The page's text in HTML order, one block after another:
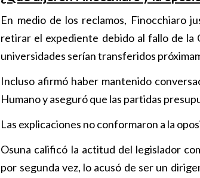
En medio de los reclamos, Finocchiaro
retirar el expediente debido al fallo de la
universidades serían transferidos
Incluso afirmó haber mantenido
Humano y aseguró que las partidas
Las explicaciones no conformaron a la
Osuna calificó la actitud del legislador
por segunda vez, lo acusó de ser un